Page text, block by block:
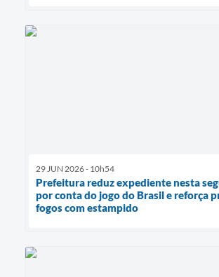
29 JUN 2026 - 10h54
Prefeitura reduz expediente nesta
por conta do jogo do Brasil e reforça
fogos com estampido